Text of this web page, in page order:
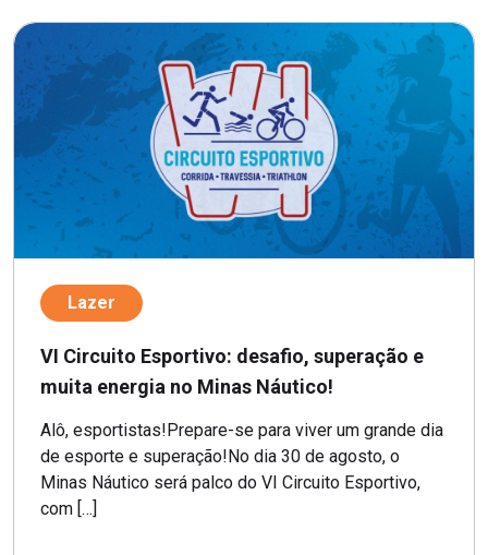
Lazer
VI Circuito Esportivo: desafio, superação e
muita energia no Minas Náutico!
Alô, esportistas!Prepare-se para viver um grande dia
de esporte e superação!No dia 30 de agosto, o
Minas Náutico será palco do VI Circuito Esportivo,
com […]